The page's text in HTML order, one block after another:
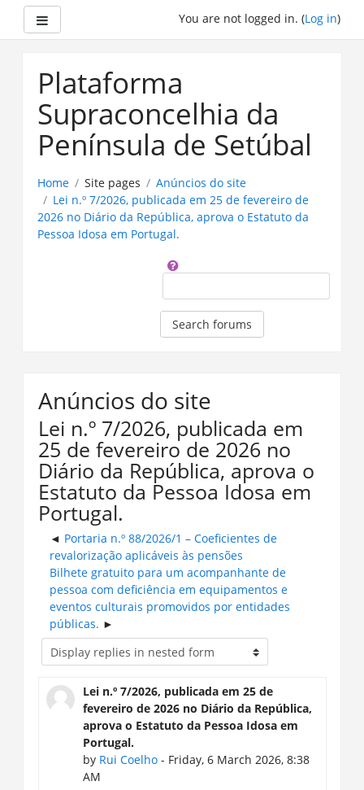
You are not logged in. (Log in)
Plataforma
Supraconcelhia da
Península de Setúbal
Home Site pages
Anúncios do site
Lei n.º 7/2026, publicada em 25 de fevereiro de
2026 no Diário da República, aprova o Estatuto da
Pessoa Idosa em Portugal.
Search forums
Anúncios do site
Lei n.º 7/2026, publicada em
25 de fevereiro de 2026 no
Diário da República, aprova o
Estatuto da Pessoa Idosa em
Portugal.
Portaria n.º 88/2026/1 – Coeficientes de
revalorização aplicáveis às pensões
Bilhete gratuito para um acompanhante de
pessoa com deficiência em equipamentos e
eventos culturais promovidos por entidades
públicas.
Lei n.º 7/2026, publicada em 25 de
fevereiro de 2026 no Diário da República,
aprova o Estatuto da Pessoa Idosa em
Portugal.
by Rui Coelho- Friday, 6 March 2026, 8:38
AM